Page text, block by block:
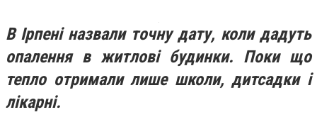
В Ірпені назвали точну дату, коли дадуть
опалення в житлові будинки. Поки що
тепло отримали лише школи, дитсадки і
лікарні.